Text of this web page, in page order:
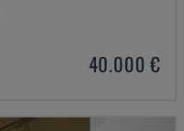
40.000 €